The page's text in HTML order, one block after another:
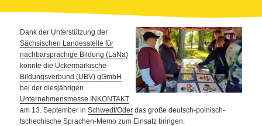
Dank der Unterstützung der
Sächsischen Landesstelle für
nachbarsprachige Bildung (LaNa)
konnte die Uckermärkische
Bildungsverbund (UBV) gGmbH
bei der diesjährigen
Unternehmensmesse INKONTAKT
am 13. September inSchwedt/Oder das große deutsch-polnisch-
tschechische Sprachen-Memo zum Einsatz bringen.